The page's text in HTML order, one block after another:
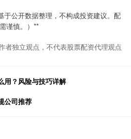
于公开数据整理，不构成投资建议。配
谨慎。）**
者独立观点，不代表股票配资代理观点
用？风险与技巧详解
公司推荐